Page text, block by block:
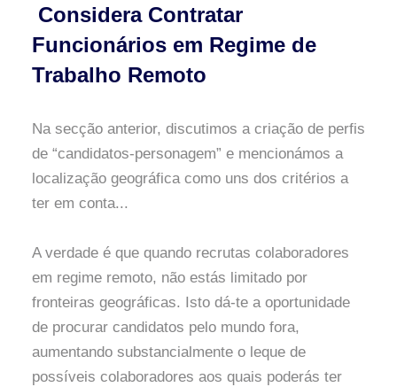
Considera Contratar
Funcionários em Regime de
Trabalho Remoto
Na secção anterior, discutimos a criação de perfis
de “candidatos-personagem” e mencionámos a
localização geográfica como uns dos critérios a
ter em conta...
A verdade é que quando recrutas colaboradores
em regime remoto, não estás limitado por
fronteiras geográficas. Isto dá-te a oportunidade
de procurar candidatos pelo mundo fora,
aumentando substancialmente o leque de
possíveis colaboradores aos quais poderás ter